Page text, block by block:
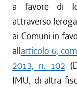
a favore di
attraverso
ai Comuni in
allarticolo 6,
2013, n. 102
IMU, di altra